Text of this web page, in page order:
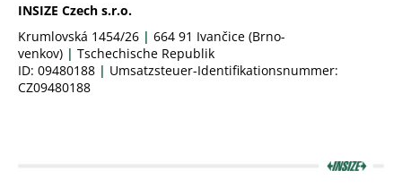
INSIZE Czech s.r.o.
Krumlovská 1454/26 | 664 91 Ivančice (Brno-
venkov) | Tschechische Republik
ID: 09480188 | Umsatzsteuer-Identifikationsnummer:
CZ09480188
W
i
r
e